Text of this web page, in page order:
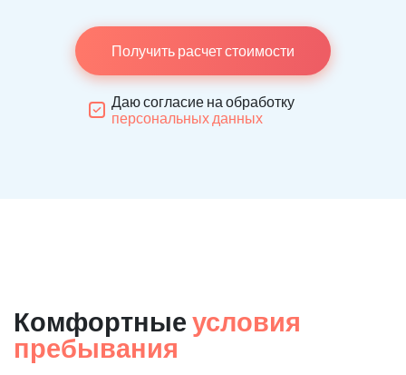
Получить расчет стоимости
Даю согласие на обработку
персональных данных
Комфортные условия
пребывания